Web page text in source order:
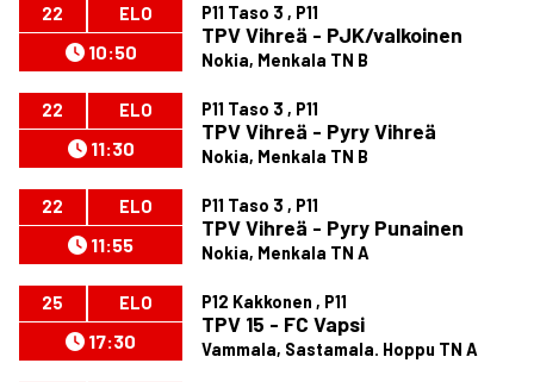
22 ELO
10:50
P11 Taso 3 , P11
TPV Vihreä - PJK/valkoinen
Nokia, Menkala TN B
22 ELO
11:30
P11 Taso 3 , P11
TPV Vihreä - Pyry Vihreä
Nokia, Menkala TN B
22 ELO
11:55
P11 Taso 3 , P11
TPV Vihreä - Pyry Punainen
Nokia, Menkala TN A
25 ELO
17:30
P12 Kakkonen , P11
TPV 15 - FC Vapsi
Vammala, Sastamala. Hoppu TN A